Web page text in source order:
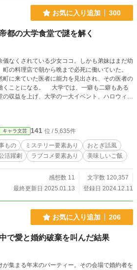
お気に入り追加 300
都の大学食堂で謎を解く
なくされている少女ココ。しかも弟妹はまだ幼
の料理店で朝から晩まで必死に働いていた。
に来ていた医者に能力を見出され、その医者の
くことになる。 大学では、一癖も二癖もある
収益を上げ、大学の一大イベント、ハロウィー
ることに。 そして気づけば、大学を揺るがす
だった。
キャラ文芸 141 位 / 5,635件
もの ミステリー要素あり
おとぎ話風
活躍劇 ラブコメ要素あり 美味しいご飯
感想数 11
文字数 120,357
最終更新日 2025.01.13
登録日 2024.12.11
お気に入り追加 206
で愛と婚約破棄を叫んだ結果
集まる年末のパーティー。その会場で婚約者を